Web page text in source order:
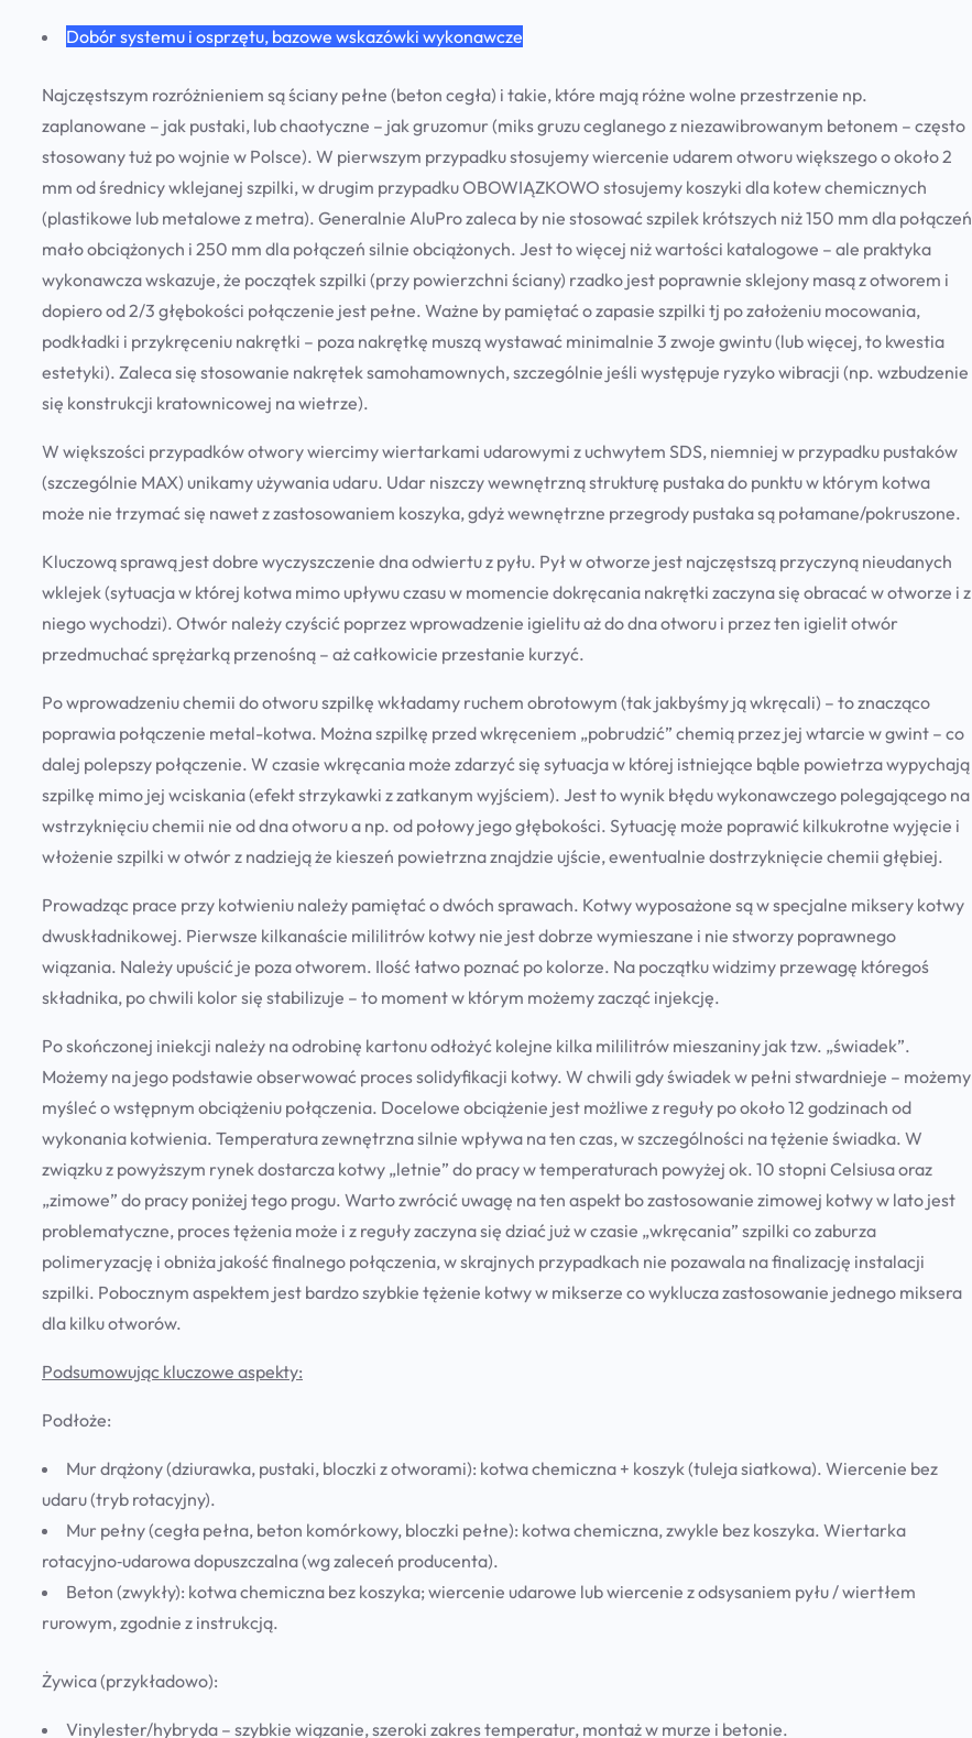
Dobór systemu i osprzętu, bazowe wskazówki wykonawcze
Najczęstszym rozróżnieniem są ściany pełne (beton cegła) i takie, które mają różne wolne przestrzenie np.
zaplanowane – jak pustaki, lub chaotyczne – jak gruzomur (miks gruzu ceglanego z niezawibrowanym betonem – często
stosowany tuż po wojnie w Polsce). W pierwszym przypadku stosujemy wiercenie udarem otworu większego o około 2
mm od średnicy wklejanej szpilki, w drugim przypadku OBOWIĄZKOWO stosujemy koszyki dla kotew chemicznych
(plastikowe lub metalowe z metra). Generalnie AluPro zaleca by nie stosować szpilek krótszych niż 150 mm dla połączeń
mało obciążonych i 250 mm dla połączeń silnie obciążonych. Jest to więcej niż wartości katalogowe – ale praktyka
wykonawcza wskazuje, że początek szpilki (przy powierzchni ściany) rzadko jest poprawnie sklejony masą z otworem i
dopiero od 2/3 głębokości połączenie jest pełne. Ważne by pamiętać o zapasie szpilki tj po założeniu mocowania,
podkładki i przykręceniu nakrętki – poza nakrętkę muszą wystawać minimalnie 3 zwoje gwintu (lub więcej, to kwestia
estetyki). Zaleca się stosowanie nakrętek samohamownych, szczególnie jeśli występuje ryzyko wibracji (np. wzbudzenie
się konstrukcji kratownicowej na wietrze).
W większości przypadków otwory wiercimy wiertarkami udarowymi z uchwytem SDS, niemniej w przypadku pustaków
(szczególnie MAX) unikamy używania udaru. Udar niszczy wewnętrzną strukturę pustaka do punktu w którym kotwa
może nie trzymać się nawet z zastosowaniem koszyka, gdyż wewnętrzne przegrody pustaka są połamane/pokruszone.
Kluczową sprawą jest dobre wyczyszczenie dna odwiertu z pyłu. Pył w otworze jest najczęstszą przyczyną nieudanych
wklejek (sytuacja w której kotwa mimo upływu czasu w momencie dokręcania nakrętki zaczyna się obracać w otworze i z
niego wychodzi). Otwór należy czyścić poprzez wprowadzenie igielitu aż do dna otworu i przez ten igielit otwór
przedmuchać sprężarką przenośną – aż całkowicie przestanie kurzyć.
Po wprowadzeniu chemii do otworu szpilkę wkładamy ruchem obrotowym (tak jakbyśmy ją wkręcali) – to znacząco
poprawia połączenie metal-kotwa. Można szpilkę przed wkręceniem „pobrudzić” chemią przez jej wtarcie w gwint – co
dalej polepszy połączenie. W czasie wkręcania może zdarzyć się sytuacja w której istniejące bąble powietrza wypychają
szpilkę mimo jej wciskania (efekt strzykawki z zatkanym wyjściem). Jest to wynik błędu wykonawczego polegającego na
wstrzyknięciu chemii nie od dna otworu a np. od połowy jego głębokości. Sytuację może poprawić kilkukrotne wyjęcie i
włożenie szpilki w otwór z nadzieją że kieszeń powietrzna znajdzie ujście, ewentualnie dostrzyknięcie chemii głębiej.
Prowadząc prace przy kotwieniu należy pamiętać o dwóch sprawach. Kotwy wyposażone są w specjalne miksery kotwy
dwuskładnikowej. Pierwsze kilkanaście mililitrów kotwy nie jest dobrze wymieszane i nie stworzy poprawnego
wiązania. Należy upuścić je poza otworem. Ilość łatwo poznać po kolorze. Na początku widzimy przewagę któregoś
składnika, po chwili kolor się stabilizuje – to moment w którym możemy zacząć injekcję.
Po skończonej iniekcji należy na odrobinę kartonu odłożyć kolejne kilka mililitrów mieszaniny jak tzw. „świadek”.
Możemy na jego podstawie obserwować proces solidyfikacji kotwy. W chwili gdy świadek w pełni stwardnieje – możemy
myśleć o wstępnym obciążeniu połączenia. Docelowe obciążenie jest możliwe z reguły po około 12 godzinach od
wykonania kotwienia. Temperatura zewnętrzna silnie wpływa na ten czas, w szczególności na tężenie świadka. W
związku z powyższym rynek dostarcza kotwy „letnie” do pracy w temperaturach powyżej ok. 10 stopni Celsiusa oraz
„zimowe” do pracy poniżej tego progu. Warto zwrócić uwagę na ten aspekt bo zastosowanie zimowej kotwy w lato jest
problematyczne, proces tężenia może i z reguły zaczyna się dziać już w czasie „wkręcania” szpilki co zaburza
polimeryzację i obniża jakość finalnego połączenia, w skrajnych przypadkach nie pozawala na finalizację instalacji
szpilki. Pobocznym aspektem jest bardzo szybkie tężenie kotwy w mikserze co wyklucza zastosowanie jednego miksera
dla kilku otworów.
Podsumowując kluczowe aspekty:
Podłoże:
Mur drążony (dziurawka, pustaki, bloczki z otworami): kotwa chemiczna + koszyk (tuleja siatkowa). Wiercenie bez
udaru(tryb rotacyjny).
Mur pełny (cegła pełna, beton komórkowy, bloczki pełne): kotwa chemiczna, zwykle bez koszyka. Wiertarka
rotacyjno‑udarowa dopuszczalna (wg zaleceń producenta).
Beton (zwykły): kotwa chemiczna bez koszyka; wiercenie udarowe lub wiercenie z odsysaniem pyłu / wiertłem
rurowym, zgodnie z instrukcją.
Żywica (przykładowo):
Vinylester/hybryda – szybkie wiązanie, szeroki zakres temperatur, montaż w murze i betonie.